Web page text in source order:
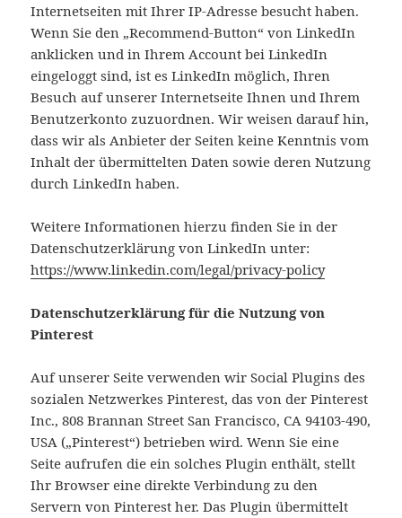
Internetseiten mit Ihrer IP-Adresse besucht haben.
Wenn Sie den „Recommend-Button“ von LinkedIn
anklicken und in Ihrem Account bei LinkedIn
eingeloggt sind, ist es LinkedIn möglich, Ihren
Besuch auf unserer Internetseite Ihnen und Ihrem
Benutzerkonto zuzuordnen. Wir weisen darauf hin,
dass wir als Anbieter der Seiten keine Kenntnis vom
Inhalt der übermittelten Daten sowie deren Nutzung
durch LinkedIn haben.
Weitere Informationen hierzu finden Sie in der
Datenschutzerklärung von LinkedIn unter:
https://www.linkedin.com/legal/privacy-policy
Datenschutzerklärung für die Nutzung von
Pinterest
Auf unserer Seite verwenden wir Social Plugins des
sozialen Netzwerkes Pinterest, das von der Pinterest
Inc., 808 Brannan Street San Francisco, CA 94103-490,
USA („Pinterest“) betrieben wird. Wenn Sie eine
Seite aufrufen die ein solches Plugin enthält, stellt
Ihr Browser eine direkte Verbindung zu den
Servern von Pinterest her. Das Plugin übermittelt